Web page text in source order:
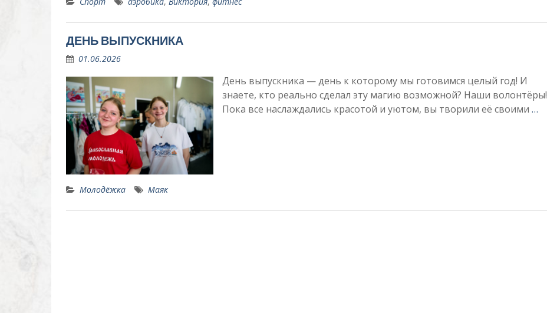
ДЕНЬ ВЫПУСКНИКА
01.06.2026
День выпускника — день к которому мы готовимся целый год! И
знаете, кто реально сделал эту магию возможной? Наши волонтёры!
Пока все наслаждались красотой и уютом, вы творили её своими …
Молодёжка Маяк